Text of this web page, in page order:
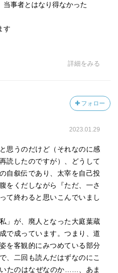
当事者とはなり得なかった
す
詳細をみる
フォロー
2023.01.29
思うのだけど（それなのに感
読したのですが）、どうして
自叙伝であり、太宰を自己投
をくだしながら『ただ、一さ
て終わると思いこんでいまし
」が、廃人となった大庭葉蔵
で成っています。つまり、道
を客観的にみつめている部分
、二回も読んだはずなのにこ
たのはなぜなのか……、あま